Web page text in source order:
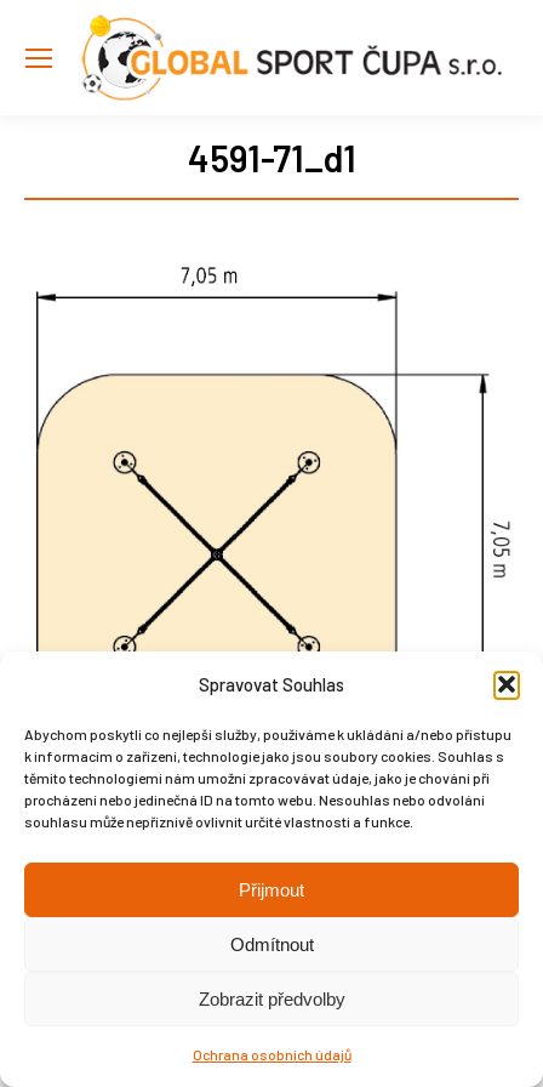
Spravovat Souhlas
Abychom poskytli co nejlepší služby, používáme k ukládání a/nebo přístupu
k informacím o zařízení, technologie jako jsou soubory cookies. Souhlas s
těmito technologiemi nám umožní zpracovávat údaje, jako je chování při
procházení nebo jedinečná ID na tomto webu. Nesouhlas nebo odvolání
souhlasu může nepříznivě ovlivnit určité vlastnosti a funkce.
Přijmout
Odmítnout
Zobrazit předvolby
Ochrana osobních údajů
4591-71_d1
Copyright © Weiron Dynamics, s.r.o. |
SEO